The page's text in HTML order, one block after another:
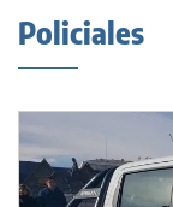
Policiales